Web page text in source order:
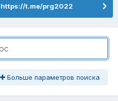
https://t.me/prg2022
Больше параметров поиска